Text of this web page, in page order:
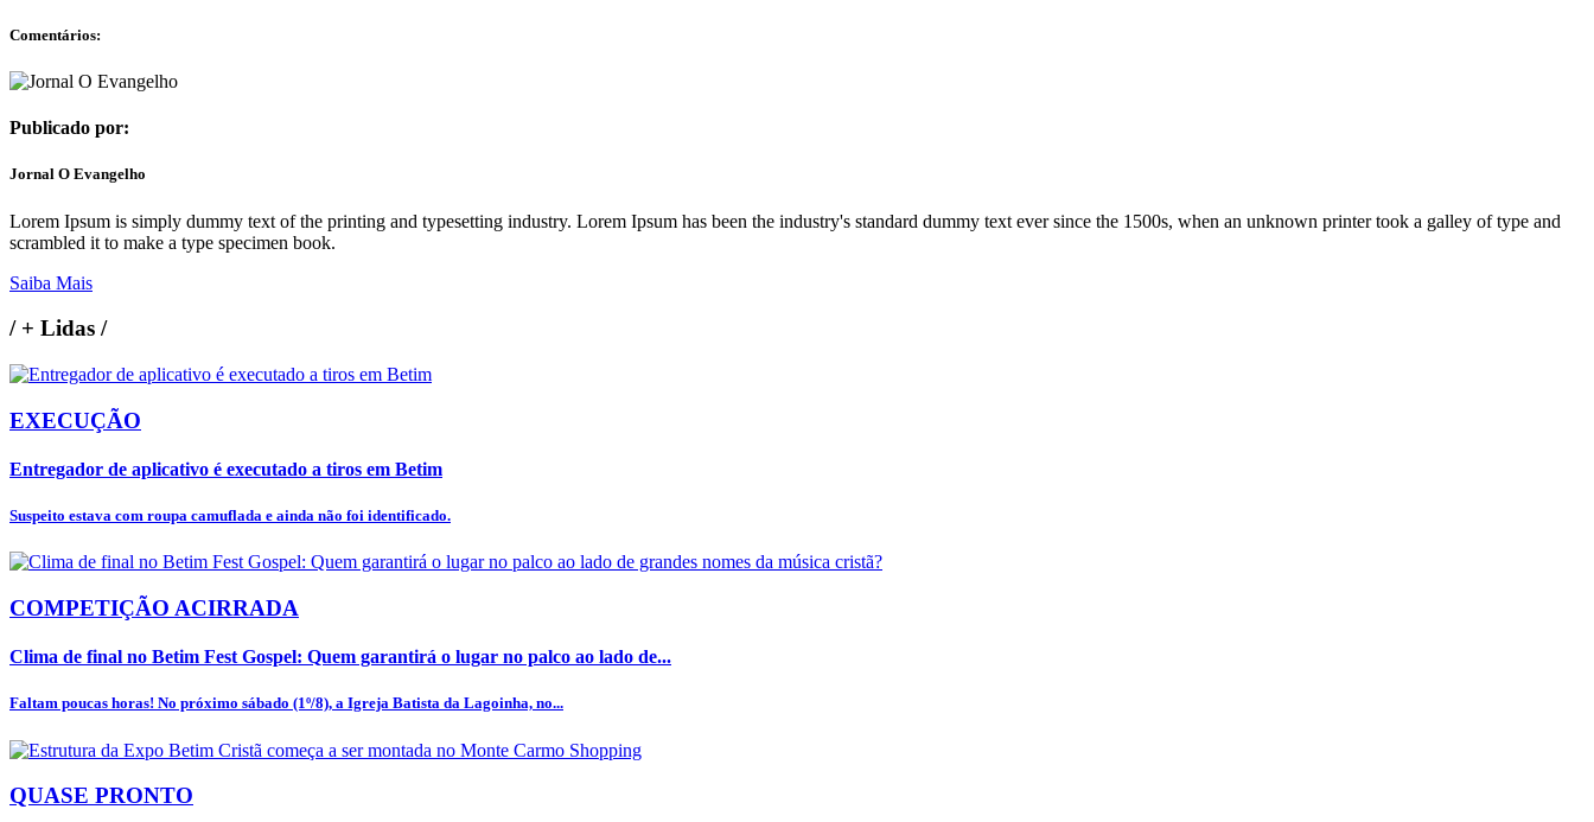
Comentários:
Publicado por:
Jornal O Evangelho
Lorem Ipsum is simply dummy text of the printing and typesetting industry. Lorem Ipsum has been the industry's standard dummy text ever since the 1500s, when an unknown printer took a galley of type and
scrambled it to make a type specimen book.
Saiba Mais
/+ Lidas /
EXECUÇÃO
Entregador de aplicativo é executado a tiros em Betim
Suspeito estava com roupa camuflada e ainda não foi identificado.
COMPETIÇÃO ACIRRADA
Clima de final no Betim Fest Gospel: Quem garantirá o lugar no palco ao lado de...
Faltam poucas horas! No próximo sábado (1º/8), a Igreja Batista da Lagoinha, no...
QUASE PRONTO